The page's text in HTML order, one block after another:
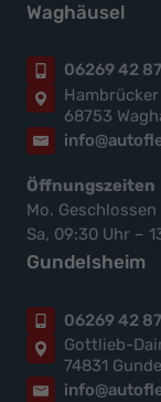
Waghäusel
06269 42
68753
Öffnungszeiten
Mo.
Sa, 09:30 Uhr –
Gundelsheim
06269 42
Gottlieb-
74831